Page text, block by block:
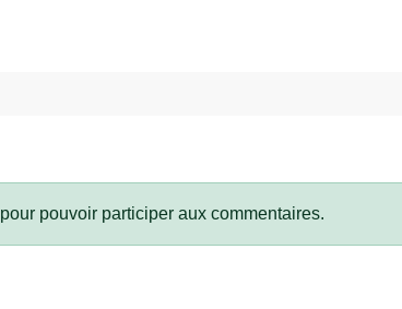
pour pouvoir participer aux commentaires.